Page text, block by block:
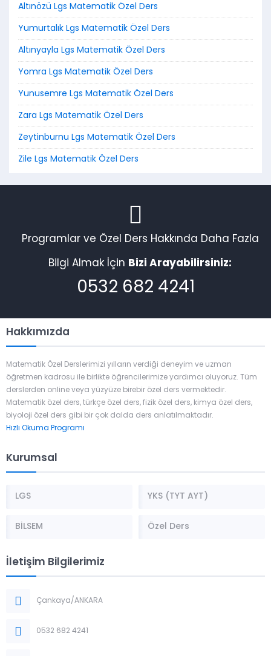
Altınözü Lgs Matematik Özel Ders
Yumurtalık Lgs Matematik Özel Ders
Altınyayla Lgs Matematik Özel Ders
Yomra Lgs Matematik Özel Ders
Yunusemre Lgs Matematik Özel Ders
Zara Lgs Matematik Özel Ders
Zeytinburnu Lgs Matematik Özel Ders
Zile Lgs Matematik Özel Ders
Programlar ve Özel Ders Hakkında Daha Fazla
Bilgi Almak İçin Bizi Arayabilirsiniz:
0532 682 4241
Hakkımızda
Matematik Özel Derslerimizi yılların verdiği deneyim ve uzman
öğretmen kadrosu ile birlikte öğrencilerimize yardımcı oluyoruz. Tüm
derslerden online veya yüzyüze birebir özel ders vermektedir.
Matematik özel ders, türkçe özel ders, fizik özel ders, kimya özel ders,
biyoloji özel ders gibi bir çok dalda ders anlatılmaktadır.
Hızlı Okuma Programı
Kurumsal
LGS YKS (TYT AYT)
BİLSEM Özel Ders
İletişim Bilgilerimiz
Çankaya/ANKARA
0532 682 4241